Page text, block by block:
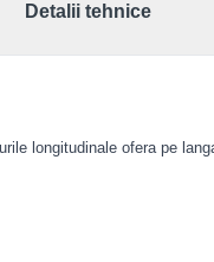
Detalii tehnice
longitudinale ofera pe